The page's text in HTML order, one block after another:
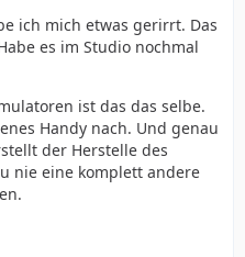
ich mich etwas gerirrt. Das
es im Studio nochmal
ist das das selbe.
Handy nach. Und genau
der Herstelle des
nie eine komplett andere